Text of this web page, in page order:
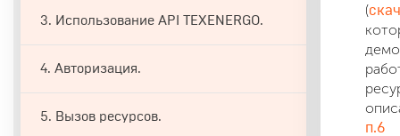
3. Использование API TEXENERGO.
4. Авторизация.
5. Вызов ресурсов.
(
п.6